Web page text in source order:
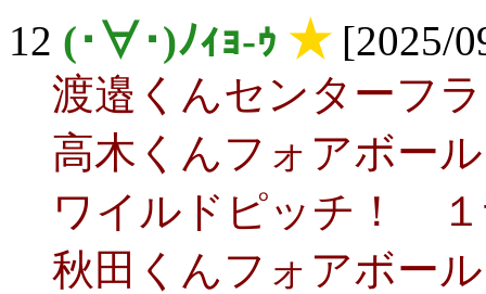
12 (･∀･)ﾉｨｮ-ｩ ★[2025/
渡邉くんセンターフ
高木くんフォアボー
ワイルドピッチ！
秋田くんフォアボー